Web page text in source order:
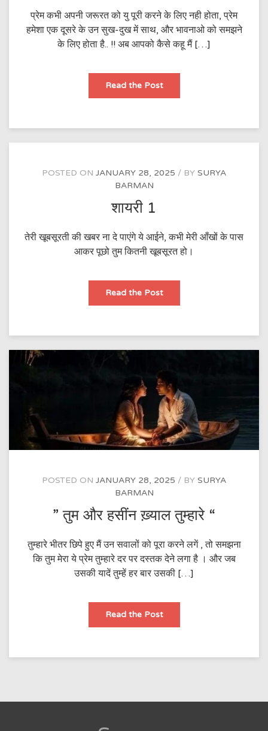
प्रेम कभी अपनी जरूरत को यु पूरी करने के लिए नही होता, प्रेम
हमेशा एक दूसरे के उन सुख-दुख में साथ, और भावनाओ को समझने
के लिए होता है.. !! अब आपको कैसे कहू मैं […]
Read the Postजरूरत
तू
भी
POSTED ON JANUARY 28, 2025 BY SURYA
BARMAN
शायरी 1
तेरी खूबसूरती की खबर ना दे पाएंगे ये आईने, कभी मेरी आँखों के पास
आकर पूछो तुम कितनी खूबसूरत हो।
Read the Postशायरी
POSTED ON JANUARY 28, 2025 BY SURYA
BARMAN
” तुम और हसींन ख़्याल तुम्हारे “
तुम्हारे भीतर छिपे हुए मैं उन सवालों को पूरा करने लगें , तो समझना
कि तुम मेरा ये प्रेम तुम्हारे दर पर दस्तक देने लगा है । और जब
उसकी यादें तुम्हें हर बार उसकी […]
Read the Post”
और
तुम्हारे